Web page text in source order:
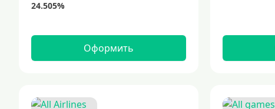
Оформить